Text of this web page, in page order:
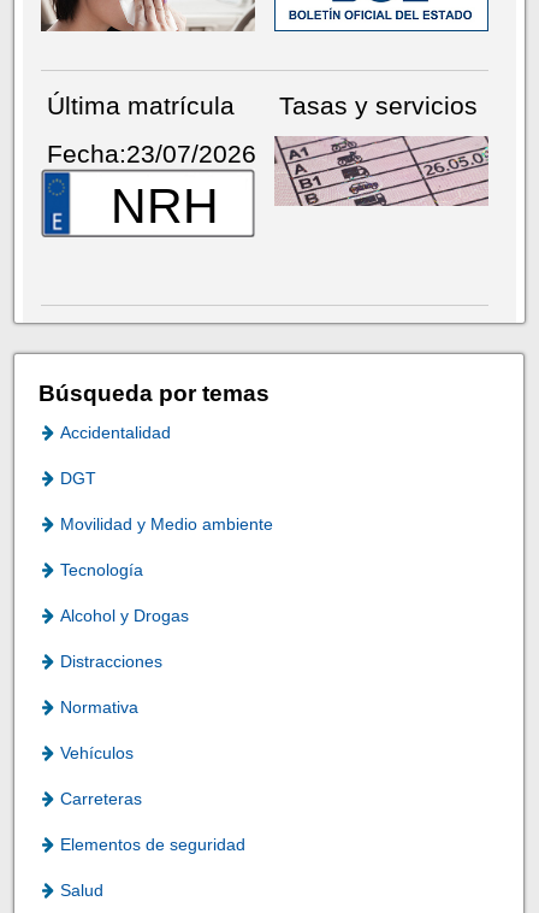
Última matrícula
Fecha:23/07/2026
NRH
Tasas y servicios
Búsqueda por temas
Accidentalidad
DGT
Movilidad y Medio ambiente
Tecnología
Alcohol y Drogas
Distracciones
Normativa
Vehículos
Carreteras
Elementos de seguridad
Salud